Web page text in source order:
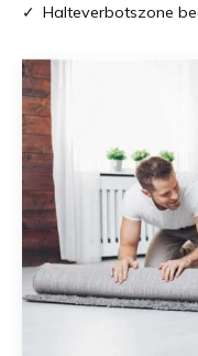
Halteverbotszone